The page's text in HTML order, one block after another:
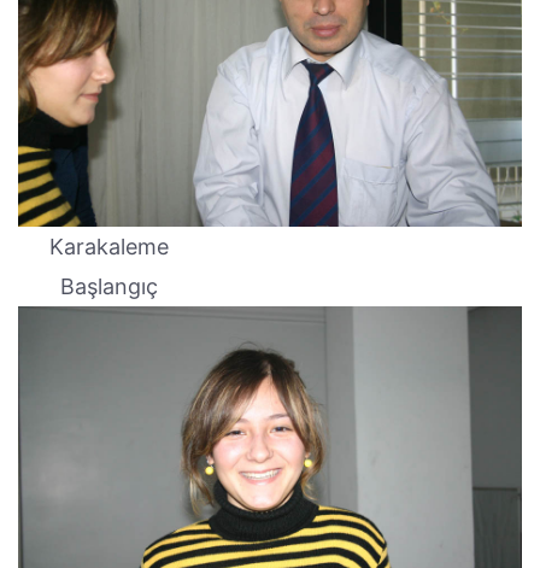
Karakaleme
Başlangıç